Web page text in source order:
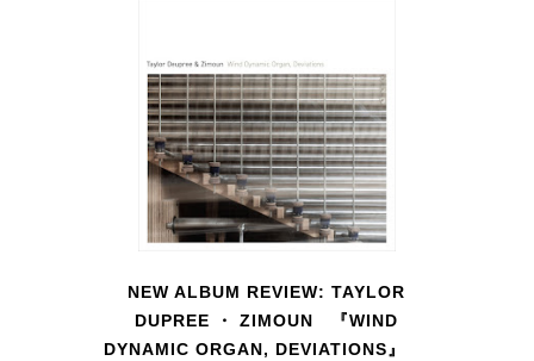
NEW ALBUM REVIEW: TAYLOR
DUPREE ・ ZIMOUN 『WIND
DYNAMIC ORGAN, DEVIATIONS』